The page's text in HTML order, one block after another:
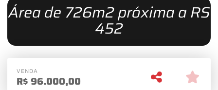
Área de 726m2 próxima a RS
452
VENDA
R$ 96.000,00